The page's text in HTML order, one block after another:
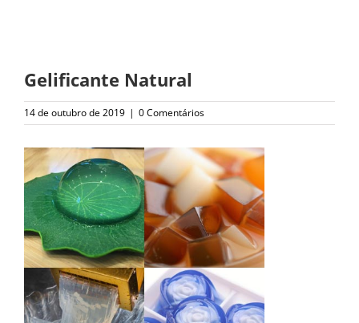
Gelificante Natural
14 de outubro de 2019 | 0 Comentários